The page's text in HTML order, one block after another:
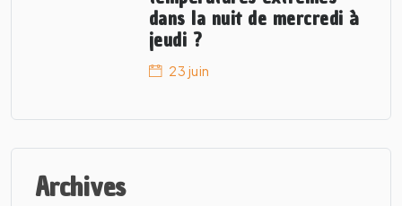
dans la nuit de mercredi à
jeudi ?
23 juin
Archives